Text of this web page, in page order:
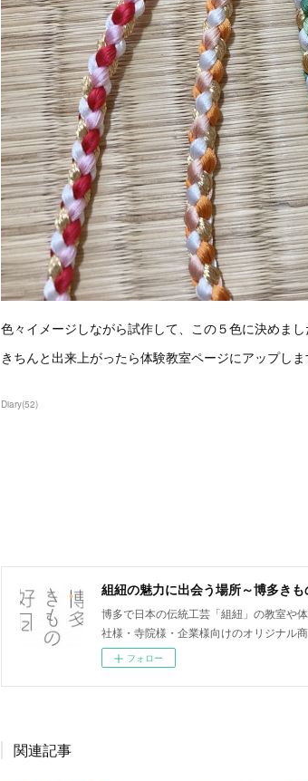
色々イメージしながら試作して、この５色に決めまし
きちんと出来上がったら体験教室ページにアップしま
Diary(52)
組紐の魅力に出会う場所～博多きも
博多で日本の伝統工芸「組紐」の教室や
社様・寺院様・企業様向けのオリジナル
フォロー
関連記事